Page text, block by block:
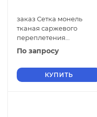
заказ Сетка монель
тканая саржевого
переплетения
двусторонняя
фильтровая 1х0,18 мм
ячейки
По запросу
КУПИТЬ